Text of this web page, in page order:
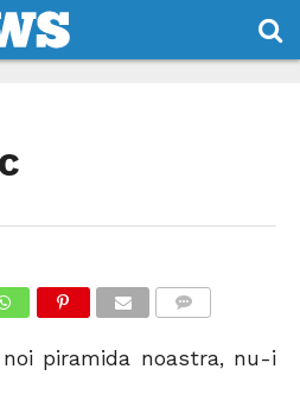
piramida noastra, nu-i